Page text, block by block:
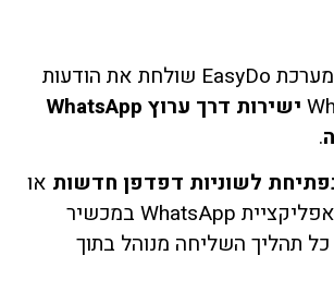
בשיטה זו, מערכת EasyDo שולחת את הודעות
ישירות דרך ערוץ WhatsApp
.
לשוניות דפדפן חדשות או
בשימוש באפליקציית WhatsApp במכשיר
תהליך השליחה מנוהל בתוך